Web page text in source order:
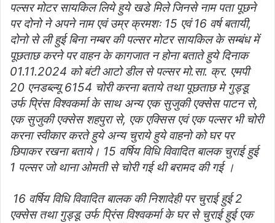
पल्सर मोटर सायकिल लिये हुये खडे मिले जिनसे नाम पता पूछने
पर दोनो ने अपने नाम एवं उम्र क्रमशः 15 एवं 16 वर्ष बतायी,
दोनो से ली हुई बिना नम्बर की पल्सर मोटर सायकिल के सम्बंध में
पूछताछ करने पर वाहन के कागजात न होना बताते हुये दिनाक
01.11.2024 को बंटी आटो डील से पल्सर मो.सा. क्र. एमपी
20 एनडब्ल्यू 6154 चोरी करना बताये तथा पूछताछ मे गुड्डू
उर्फ प्रिंस विश्वकर्मा के साथ अन्य एक सुजुकी एक्सेस पाटन से,
एक सुजुकी एक्सेस शहपुरा से, एक एक्सिस एवं एक पल्सर भी चोरी
करना स्वीकार करते हुये अन्य चुराये हुये वाहनो को घर पर
छिपाकर रखना बताये। 15 वर्षिय विधि विवादित बालक चुराई हुई
1 पल्सर जो थाना ओमती से चोरी गई थी बरामद की गई ।
16 वर्षिय विधि विवादित बालक की निशादेही पर चुराई हुई 2
एक्सेस तथा गुड्डू उर्फ प्रिंस विश्वकर्मा के घर से चुराई हुई एक